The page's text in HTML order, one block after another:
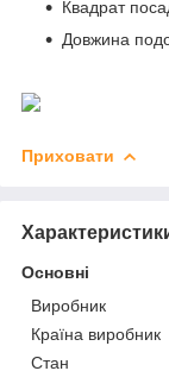
Квадрат
Довжина
Приховати
Основні
Виробник
Країна виробник
Стан